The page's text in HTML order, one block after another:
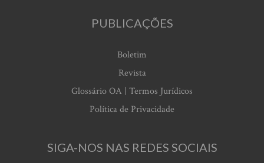
PUBLICAÇÕES
Boletim
Revista
Glossário OA | Termos Jurídicos
Política de Privacidade
SIGA-NOS NAS REDES SOCIAIS